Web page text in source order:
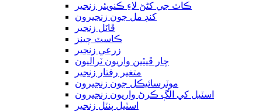
ڪاٺ جي کڻڻ لاءِ ڪنويئر زنجير
کنڊ مل جون زنجيرون
ڦاٽل زنجير
ڪاسٽ چينز
زرعي زنجير
چار ڦيٿين واريون ٽراليون
متغير رفتار زنجير
موٽرسائيڪل جون زنجيرون
اسٽيل کي الڳ ڪرڻ واريون زنجيرون
اسٽيل پنٽل زنجير